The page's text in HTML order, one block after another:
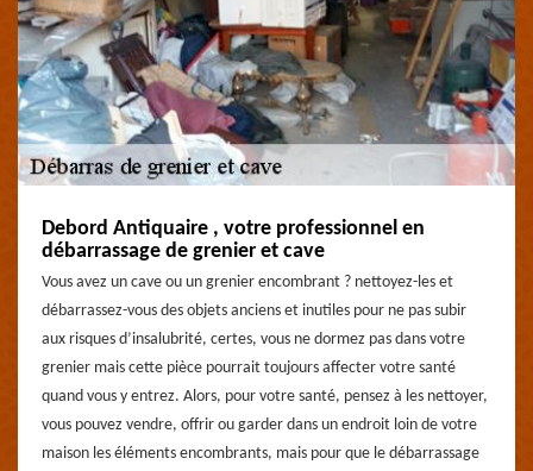
Debord Antiquaire , votre professionnel en
débarrassage de grenier et cave
Vous avez un cave ou un grenier encombrant ? nettoyez-les et
débarrassez-vous des objets anciens et inutiles pour ne pas subir
aux risques d’insalubrité, certes, vous ne dormez pas dans votre
grenier mais cette pièce pourrait toujours affecter votre santé
quand vous y entrez. Alors, pour votre santé, pensez à les nettoyer,
vous pouvez vendre, offrir ou garder dans un endroit loin de votre
maison les éléments encombrants, mais pour que le débarrassage